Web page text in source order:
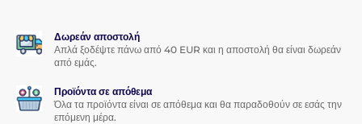
Δωρεάν αποστολή
Απλά ξοδέψτε πάνω από 40 EUR και η αποστολή θα είναι δωρεάν
από εμάς.
Προϊόντα σε απόθεμα
Όλα τα προϊόντα είναι σε απόθεμα και θα παραδοθούν σε εσάς την
επόμενη μέρα.